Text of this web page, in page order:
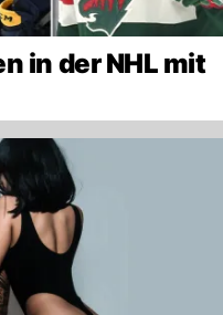
in der NHL mit